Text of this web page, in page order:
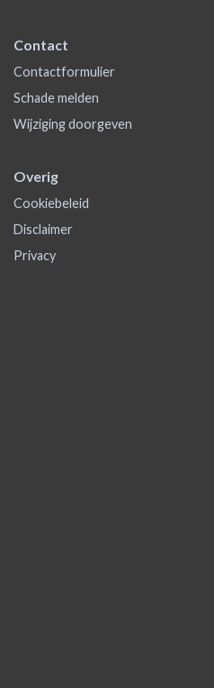
Contact
Contactformulier
Schade melden
Wijziging doorgeven
Overig
Cookiebeleid
Disclaimer
Privacy